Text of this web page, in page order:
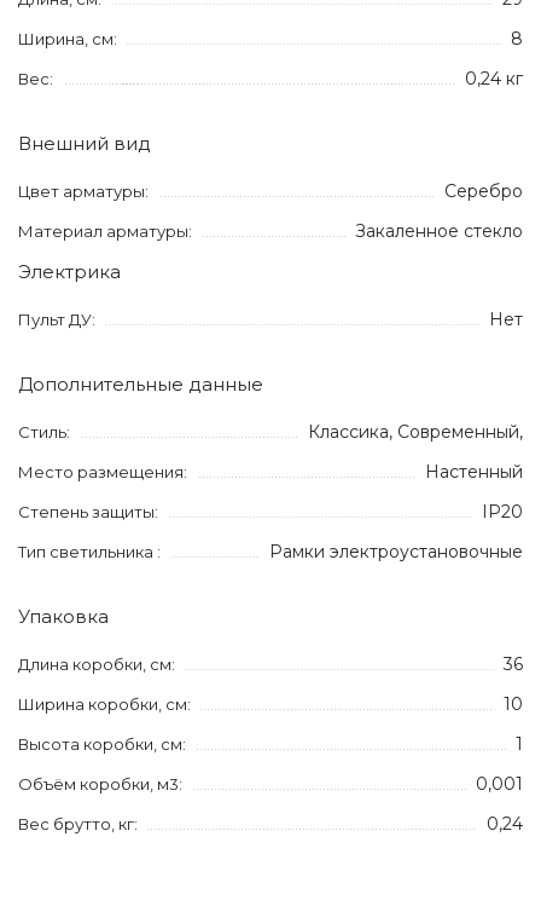
Ширина, см: 8
Вес: 0,24 кг
Внешний вид
Цвет арматуры: Серебро
Материал арматуры: Закаленное стекло
Электрика
Пульт ДУ: Нет
Дополнительные данные
Стиль: Классика, Современный,
Место размещения: Настенный
Степень защиты: IP20
Тип светильника : Рамки электроустановочные
Упаковка
Длина коробки, см: 36
Ширина коробки, см: 10
Высота коробки, см: 1
Объём коробки, м3: 0,001
Вес брутто, кг: 0,24